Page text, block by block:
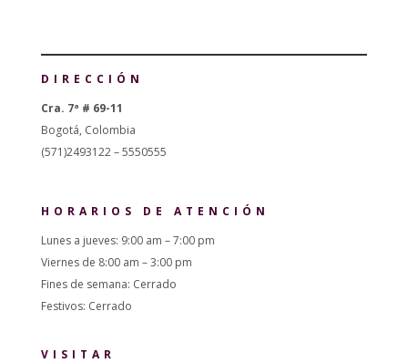
DIRECCIÓN
Cra. 7ª # 69-11
Bogotá, Colombia
(571)2493122 – 5550555
HORARIOS DE ATENCIÓN
Lunes a jueves: 9:00 am – 7:00 pm
Viernes de 8:00 am – 3:00 pm
Fines de semana: Cerrado
Festivos: Cerrado
VISITAR